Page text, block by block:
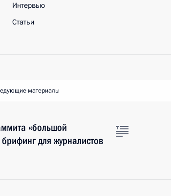
Интервью
Статьи
материалы
«большой
для журналистов